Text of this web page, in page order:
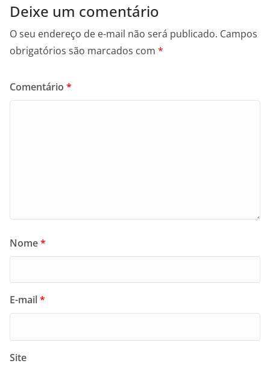
Deixe um comentário
O seu endereço de e-mail não será publicado. Campos
obrigatórios são marcados com *
Comentário *
Nome*
E-mail*
Site